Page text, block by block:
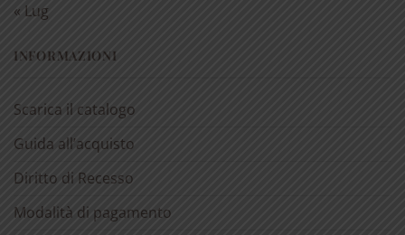
« Lug
INFORMAZIONI
Scarica il catalogo
Guida all’acquisto
Diritto di Recesso
Modalità di pagamento